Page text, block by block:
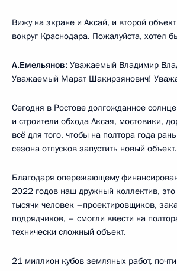
Вижу на экране и Аксай, и второй объект
вокруг Краснодара. Пожалуйста, хотел
А.Емельянов: Уважаемый Владимир
Уважаемый Марат Шакирзянович!
Сегодня в Ростове долгожданное
и строители обхода Аксая, мостовики,
всё для того, чтобы на полтора года
сезона отпусков запустить новый объект.
Благодаря опережающему
2022 годов наш дружный коллектив,
тысячи человек –проектировщиков,
подрядчиков, – смогли ввести на
технически сложный объект.
21 миллион кубов земляных работ,